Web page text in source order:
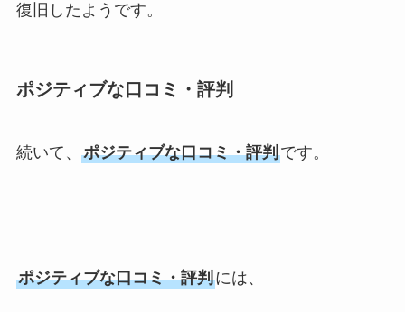
復旧したようです。
ポジティブな口コミ・評判
続いて、 ポジティブな口コミ・評判です。
ポジティブな口コミ・評判には、